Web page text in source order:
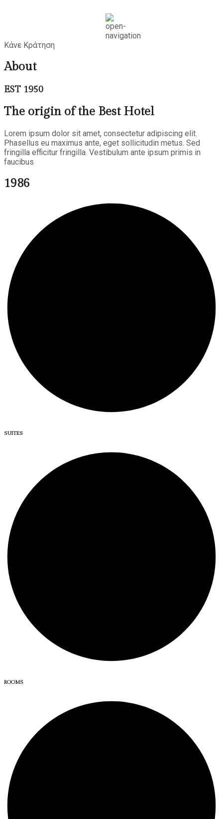
Κάνε Κράτηση
About
EST 1950
The origin of the Best Hotel
Lorem ipsum dolor sit amet, consectetur adipiscing elit.
Phasellus eu maximus ante, eget sollicitudin metus. Sed
fringilla efficitur fringilla. Vestibulum ante ipsum primis in
faucibus
1986
SUITES
ROOMS